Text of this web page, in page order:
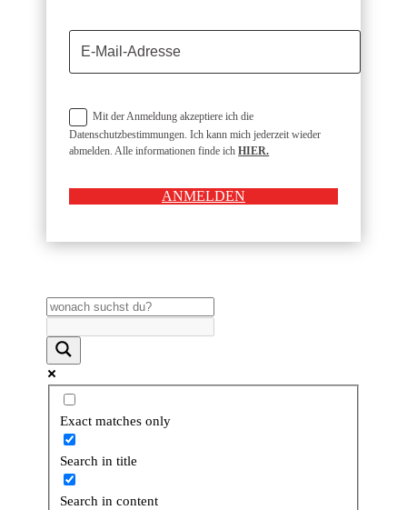
Mit der Anmeldung akzeptiere ich die
Datenschutzbestimmungen. Ich kann mich jederzeit wieder
abmelden. Alle informationen finde ichHIER.
ANMELDEN
Exact matches only
Search in title
Search in content